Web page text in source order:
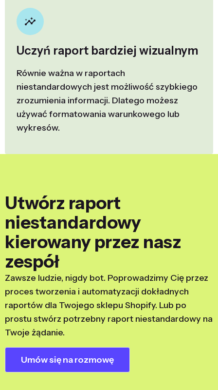
Uczyń raport bardziej wizualnym
Równie ważna w raportach
niestandardowych jest możliwość szybkiego
zrozumienia informacji. Dlatego możesz
używać formatowania warunkowego lub
wykresów.
Utwórz raport
niestandardowy
kierowany przez nasz
zespół
Zawsze ludzie, nigdy bot. Poprowadzimy Cię przez
proces tworzenia i automatyzacji dokładnych
raportów dla Twojego sklepu Shopify. Lub po
prostu stwórz potrzebny raport niestandardowy na
Twoje żądanie.
Umów się na rozmowę